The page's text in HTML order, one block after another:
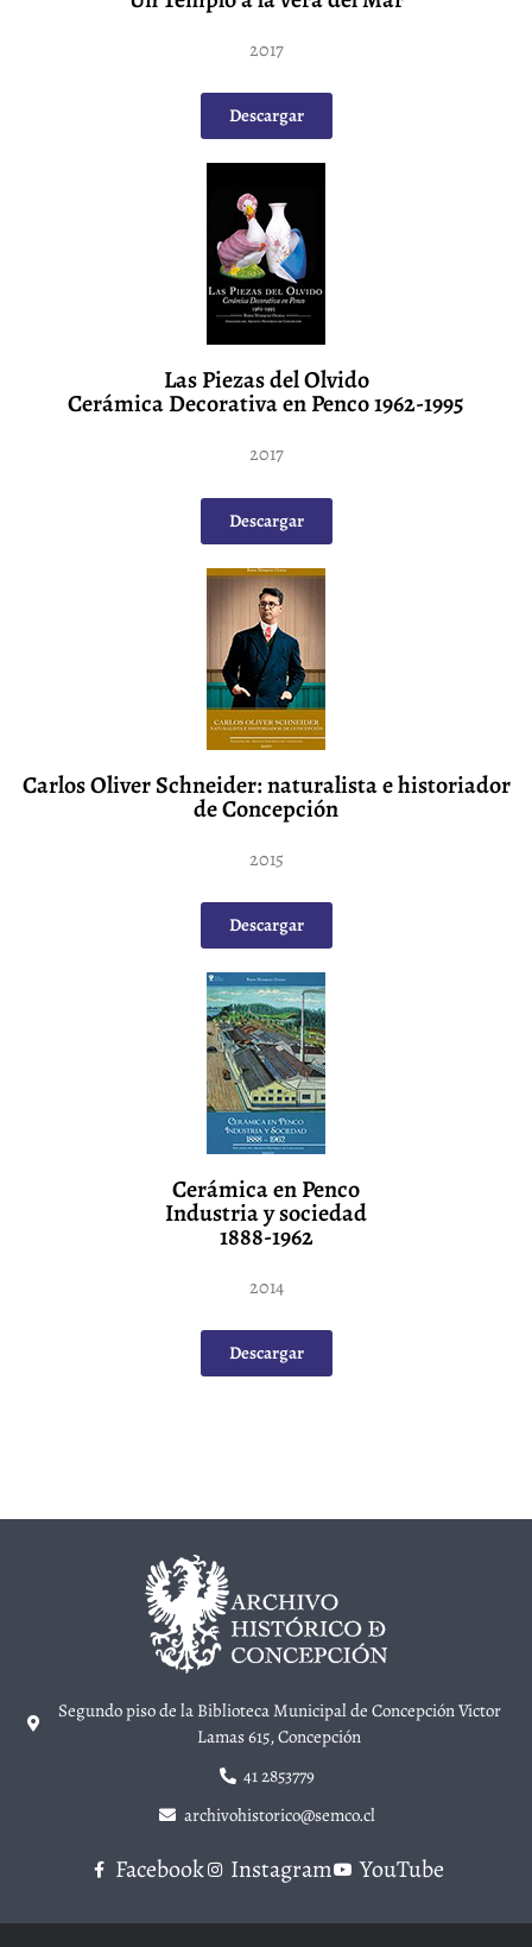
2017
Descargar
Las Piezas del Olvido
Cerámica Decorativa en Penco 1962-1995
2017
Descargar
Carlos Oliver Schneider: naturalista e historiador
de Concepción
2015
Descargar
Cerámica en Penco
Industria y sociedad
1888-1962
2014
Descargar
Segundo piso de la Biblioteca Municipal de Concepción Victor
Lamas 615, Concepción
41 2853779
archivohistorico@semco.cl
Facebook Instagram YouTube